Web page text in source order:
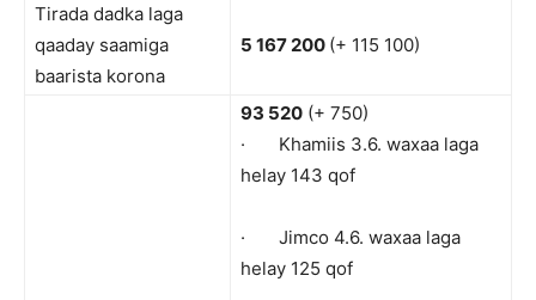
Tirada dadka laga
qaaday saamiga
baarista korona
5 167 200 (+ 115 100)
93 520 (+ 750)
· Khamiis 3.6. waxaa laga
helay 143 qof
· Jimco 4.6. waxaa laga
helay 125 qof